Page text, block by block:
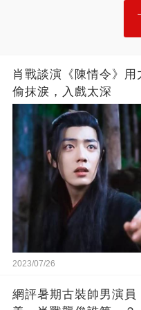
肖戰談演《陳情令》
偷抹淚，入戲太深
2023/07/26
網評暑期古裝帥男演